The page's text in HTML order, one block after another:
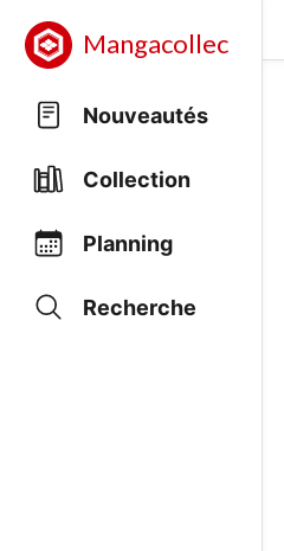
Mangacollec
Nouveautés
Collection
Planning
Recherche